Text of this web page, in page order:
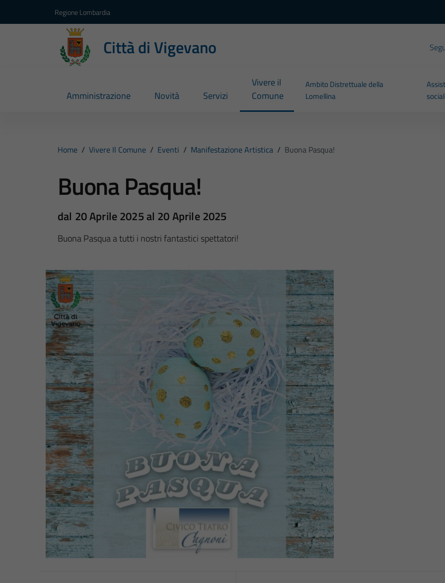
Regione Lombardia
Città di Vigevano
Amministrazione Novità Servizi
Vivere il
Comune
Ambito Distrettuale della
Lomellina
Home / Vivere Il Comune / Eventi / Manifestazione Artistica / Buona Pasqua!
Buona Pasqua!
dal 20 Aprile 2025 al 20 Aprile 2025
Buona Pasqua a tutti i nostri fantastici spettatori!